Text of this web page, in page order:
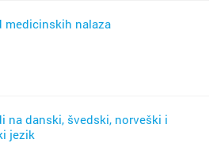
medicinskih nalaza
na danski, švedski, norveški i
jezik